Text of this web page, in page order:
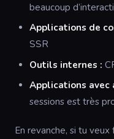
beaucoup
Applications de
SSR
Outils internes :
Applications
sessions est très
En revanche, si tu